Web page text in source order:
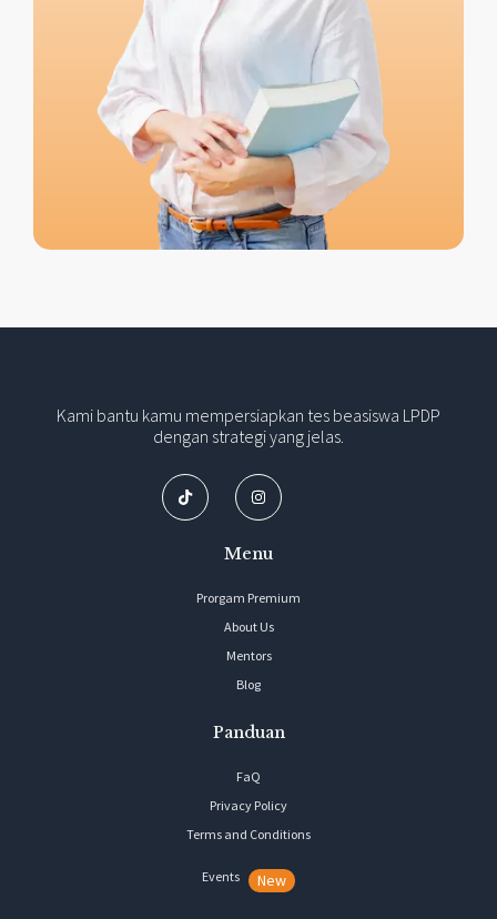
Kami bantu kamu mempersiapkan tes beasiswa LPDP
dengan strategi yang jelas.
Menu
Prorgam Premium
About Us
Mentors
Blog
Panduan
FaQ
Privacy Policy
Terms and Conditions
Events New